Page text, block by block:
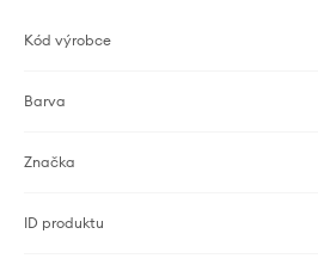
Kód výrobce
Barva
Značka
ID produktu